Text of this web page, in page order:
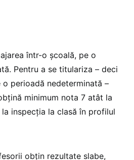
într-o școală, pe o
Pentru a se titulariza – deci
perioadă nedeterminată –
minimum nota 7 atât la
inspecția la clasă în profilul
obțin rezultate slabe,